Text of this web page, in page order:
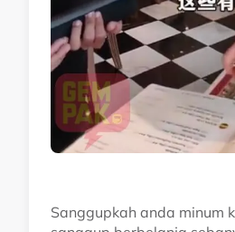
Sanggupkah anda minum